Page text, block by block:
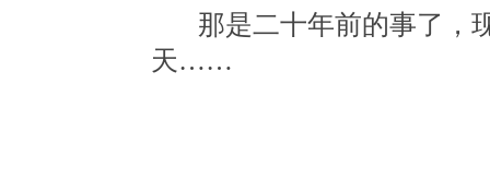
那是二十年前的事了，
天……